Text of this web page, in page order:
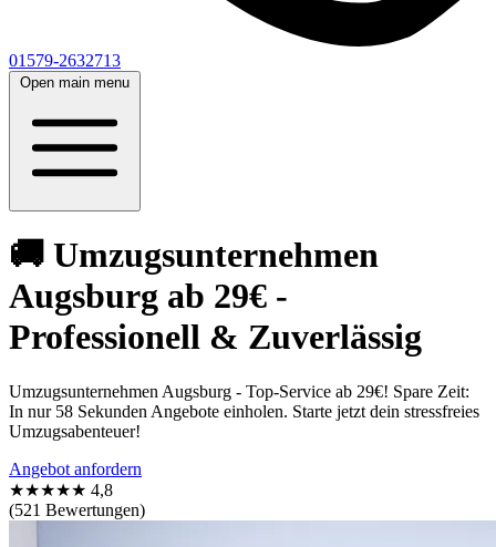
01579-2632713
Open main menu
🚚 Umzugsunternehmen
Augsburg ab 29€ -
Professionell & Zuverlässig
Umzugsunternehmen Augsburg - Top-Service ab 29€! Spare Zeit:
In nur 58 Sekunden Angebote einholen. Starte jetzt dein stressfreies
Umzugsabenteuer!
Angebot anfordern
★★★★★ 4,8
(521 Bewertungen)